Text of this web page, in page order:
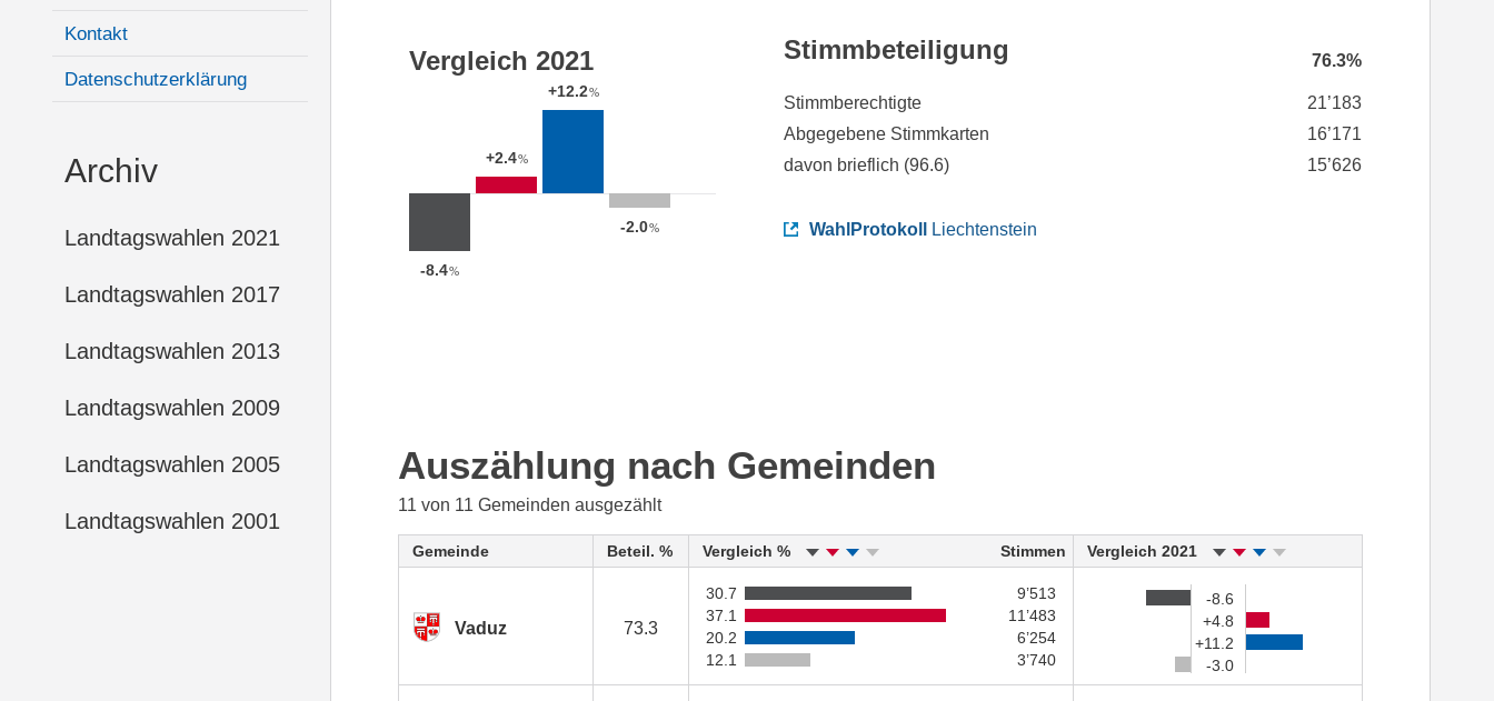
Kontakt
Datenschutzerklärung
Archiv
Landtagswahlen 2021
Landtagswahlen 2017
Landtagswahlen 2013
Landtagswahlen 2009
Landtagswahlen 2005
Landtagswahlen 2001
Vergleich 2021
-8.4%
+2.4%
+12.2%
-2.0%
Stimmbeteiligung 76.3%
Stimmberechtigte
21’183
Abgegebene Stimmkarten
16’171
davon brieflich (96.6) 15’626
WahlProtokoll Liechtenstein
Auszählung nach Gemeinden
11 von 11 Gemeinden ausgezählt
Gemeinde Beteil. % Vergleich % Stimmen Vergleich 2021
Vaduz 73.3
30.7
9’513
37.1
11’483
20.2
6’254
12.1
3’740
-8.6
+4.8
+11.2
-3.0